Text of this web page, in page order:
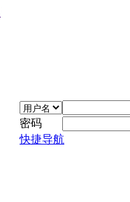
密码
快捷导航